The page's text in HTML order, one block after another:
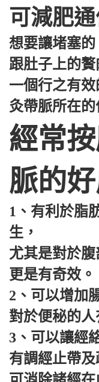
可減肥
想要讓堵塞的
跟肚子上的贅
一個行之有
灸帶脈所在的
經常
脈的好
1、有利於脂
生，
尤其是對於
更是有奇效。
2、可以增加
對於便秘的人
3、可以讓經
有調經止帶及